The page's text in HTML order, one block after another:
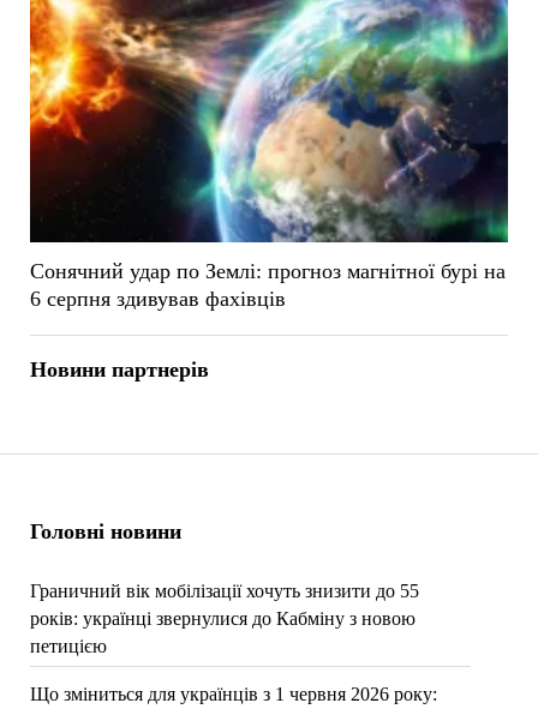
Головні новини
Граничний вік мобілізації хочуть знизити до 55
років: українці звернулися до Кабміну з новою
петицією
Що зміниться для українців з 1 червня 2026 року:
Сонячний удар по Землі: прогноз магнітної бурі на
6 серпня здивував фахівців
Новини партнерів